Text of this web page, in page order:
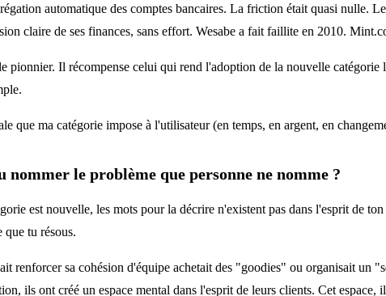
automatique des comptes bancaires. La friction était quasi nulle.
claire de ses finances, sans effort. Wesabe a fait faillite en 2010.
pionnier. Il récompense celui qui rend l'adoption de la nouvelle
que ma catégorie impose à l'utilisateur (en temps, en argent, en
le problème que personne ne nomme ?
est nouvelle, les mots pour la décrire n'existent pas dans l'esprit de
que tu résous.
renforcer sa cohésion d'équipe achetait des "goodies" ou organisait un
ils ont créé un espace mental dans l'esprit de leurs clients. Cet espace,